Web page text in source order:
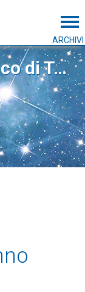
ARCHIVI
Osservatorio astrofisico di Torino